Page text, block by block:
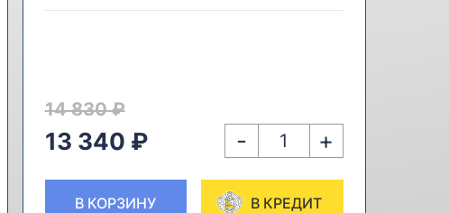
14 830 ₽
13 340 ₽ - +
В КОРЗИНУ В КРЕДИТ